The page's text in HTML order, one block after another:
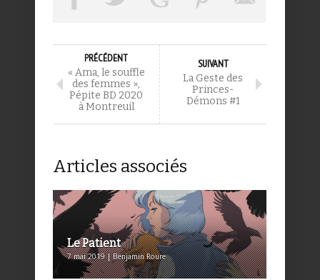
PRÉCÉDENT
« Ama, le souffle
des femmes »,
Pépite BD 2020
à Montreuil
SUIVANT
La Geste des
Princes-
Démons #1
Articles associés
Le Patient
7 mai 2019 | Benjamin Roure